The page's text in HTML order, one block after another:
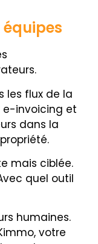
équipes
les flux de la
e-invoicing et
dans la
mais ciblée.
quel outil
humaines.
votre